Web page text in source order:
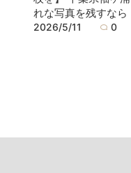
れな写真を残すなら
2026/5/11 0